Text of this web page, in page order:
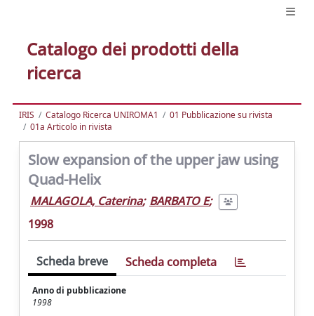
Catalogo dei prodotti della
ricerca
IRIS Catalogo Ricerca UNIROMA1
01 Pubblicazione su rivista
01a Articolo in rivista
Slow expansion of the upper jaw using
Quad-Helix
MALAGOLA, Caterina; BARBATO E;
1998
Scheda breve Scheda completa
Anno di pubblicazione
1998